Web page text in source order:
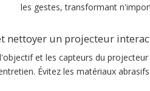
les gestes, transformant
nettoyer un projecteur
et les capteurs du
Évitez les matériaux